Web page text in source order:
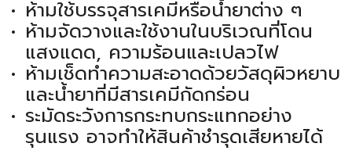
ห้ามใช้บรรจุสารเคมีหรือน้ำยาต่าง ๆ
ห้ามจัดวางและใช้งานในบริเวณที่โดน
แสงแดด, ความร้อนและเปลวไฟ
ห้ามเช็ดทำความสะอาดด้วยวัสดุผิวหยาบ
และน้ำยาที่มีสารเคมีกัดกร่อน
ระมัดระวังการกระทบกระแทกอย่าง
รุนแรง อาจทำให้สินค้าชำรุดเสียหายได้